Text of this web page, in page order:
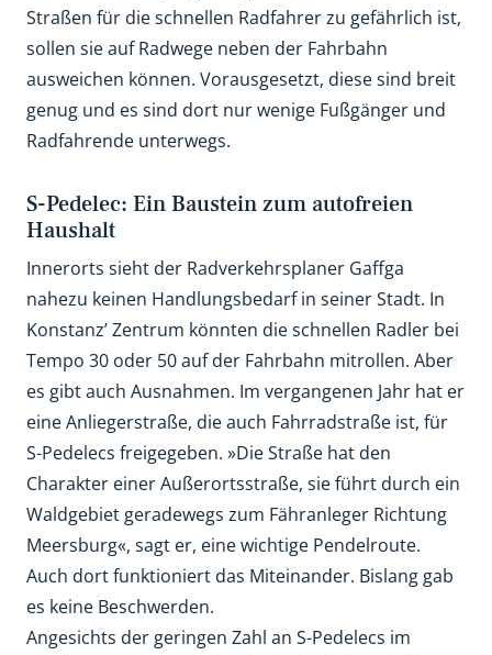
Straßen für die schnellen Radfahrer zu gefährlich ist,
sollen sie auf Radwege neben der Fahrbahn
ausweichen können. Vorausgesetzt, diese sind breit
genug und es sind dort nur wenige Fußgänger und
Radfahrende unterwegs.
S-Pedelec: Ein Baustein zum autofreien
Haushalt
Innerorts sieht der Radverkehrsplaner Gaffga
nahezu keinen Handlungsbedarf in seiner Stadt. In
Konstanz’ Zentrum könnten die schnellen Radler bei
Tempo 30 oder 50 auf der Fahrbahn mitrollen. Aber
es gibt auch Ausnahmen. Im vergangenen Jahr hat er
eine Anliegerstraße, die auch Fahrradstraße ist, für
S-Pedelecs freigegeben. »Die Straße hat den
Charakter einer Außerortsstraße, sie führt durch ein
Waldgebiet geradewegs zum Fähranleger Richtung
Meersburg«, sagt er, eine wichtige Pendelroute.
Auch dort funktioniert das Miteinander. Bislang gab
es keine Beschwerden.
Angesichts der geringen Zahl an S-Pedelecs im